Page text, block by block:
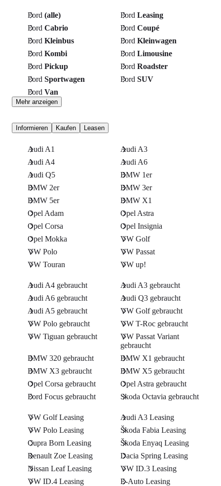
Ford (alle) Ford Leasing
Ford Cabrio Ford Coupé
Ford Kleinbus Ford Kleinwagen
Ford Kombi Ford Limousine
Ford Pickup Ford Roadster
Ford Sportwagen Ford SUV
Ford Van
Mehr anzeigen
Informieren Kaufen Leasen
Audi A1
Audi A3
Audi A4
Audi A6
Audi Q5
BMW 1er
BMW 2er
BMW 3er
BMW 5er
BMW X1
Opel Adam
Opel Astra
Opel Corsa
Opel Insignia
Opel Mokka
VW Golf
VW Polo
VW Passat
VW Touran
VW up!
Audi A4 gebraucht
Audi A3 gebraucht
Audi A6 gebraucht
Audi Q3 gebraucht
Audi A5 gebraucht
VW Golf gebraucht
VW Polo gebraucht
VW T-Roc gebraucht
VW Tiguan gebraucht
VW Passat Variant
gebraucht
BMW 320 gebraucht
BMW X1 gebraucht
BMW X3 gebraucht
BMW X5 gebraucht
Opel Corsa gebraucht
Opel Astra gebraucht
Ford Focus gebraucht
Skoda Octavia gebraucht
VW Golf Leasing
Audi A3 Leasing
VW Polo Leasing
Škoda Fabia Leasing
Cupra Born Leasing
Škoda Enyaq Leasing
Renault Zoe Leasing
Dacia Spring Leasing
Nissan Leaf Leasing
VW ID.3 Leasing
VW ID.4 Leasing
E-Auto Leasing